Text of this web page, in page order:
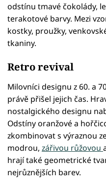
odstínu tmavé čokolády,
terakotové barvy. Mezi
kostky, proužky,
tkaniny.
Retro revival
Milovníci designu z 60. a
právě přišel jejich čas.
nostalgického designu
Odstíny oranžové a
zkombinovat s výraznou
modrou, zářivou růžovou
hrají také geometrické
nejrůznějších barev.